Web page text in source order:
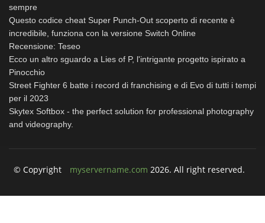
sempre
Questo codice cheat Super Punch-Out scoperto di recente è
incredibile, funziona con la versione Switch Online
Recensione: Teseo
Ecco un altro sguardo a Lies of P, l'intrigante progetto ispirato a
Pinocchio
Street Fighter 6 batte i record di franchising e di Evo di tutti i tempi
per il 2023
Skytex Softbox - the perfect solution for professional photography
and videography.
© Copyright myservername.com 2026. All right reserved.